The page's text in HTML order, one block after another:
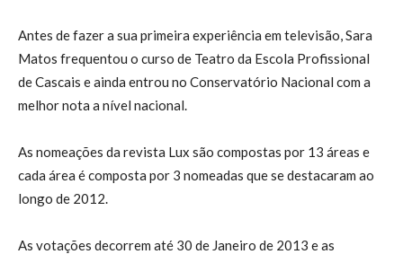
Antes de fazer a sua primeira experiência em televisão, Sara
Matos frequentou o curso de Teatro da Escola Profissional
de Cascais e ainda entrou no Conservatório Nacional com a
melhor nota a nível nacional.
As nomeações da revista Lux são compostas por 13 áreas e
cada área é composta por 3 nomeadas que se destacaram ao
longo de 2012.
As votações decorrem até 30 de Janeiro de 2013 e as